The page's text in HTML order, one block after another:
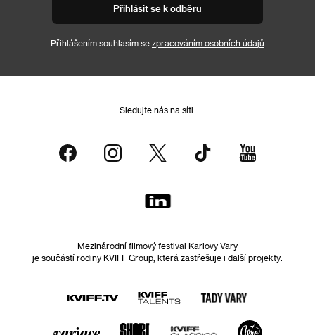
Přihlásit se k odběru
Přihlášením souhlasím se zpracováním osobních údajů
Sledujte nás na síti:
Mezinárodní filmový festival Karlovy Vary
je součástí rodiny KVIFF Group, která zastřešuje i další projekty: